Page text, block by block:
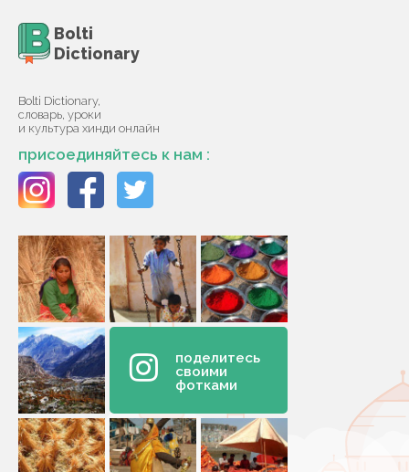
Bolti
Dictionary
Bolti Dictionary,
словарь, уроки
и культура хинди онлайн
присоединяйтесь к нам :
поделитесь
своими
фотками